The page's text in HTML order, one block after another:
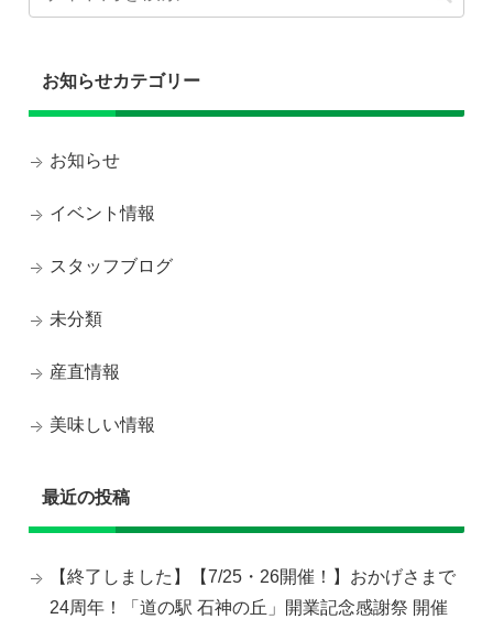
お知らせカテゴリー
お知らせ
イベント情報
スタッフブログ
未分類
産直情報
美味しい情報
最近の投稿
【終了しました】【7/25・26開催！】おかげさまで
24周年！「道の駅 石神の丘」開業記念感謝祭 開催